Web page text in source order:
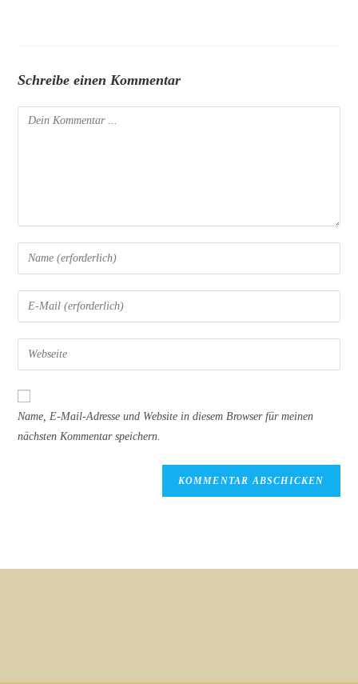
Schreibe einen Kommentar
Kommentieren
Gib
deinen
Namen
oder
zum
Kommentieren
ein
Gib
deine
E-
Mail-
zum
Kommentieren
ein
Gib
deine
Website-
Name, E-Mail-Adresse und Website in diesem Browser für meinen
nächsten Kommentar speichern.